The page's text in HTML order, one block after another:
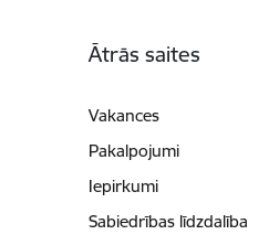
Ātrās saites
Vakances
Pakalpojumi
Iepirkumi
Sabiedrības līdzdalība